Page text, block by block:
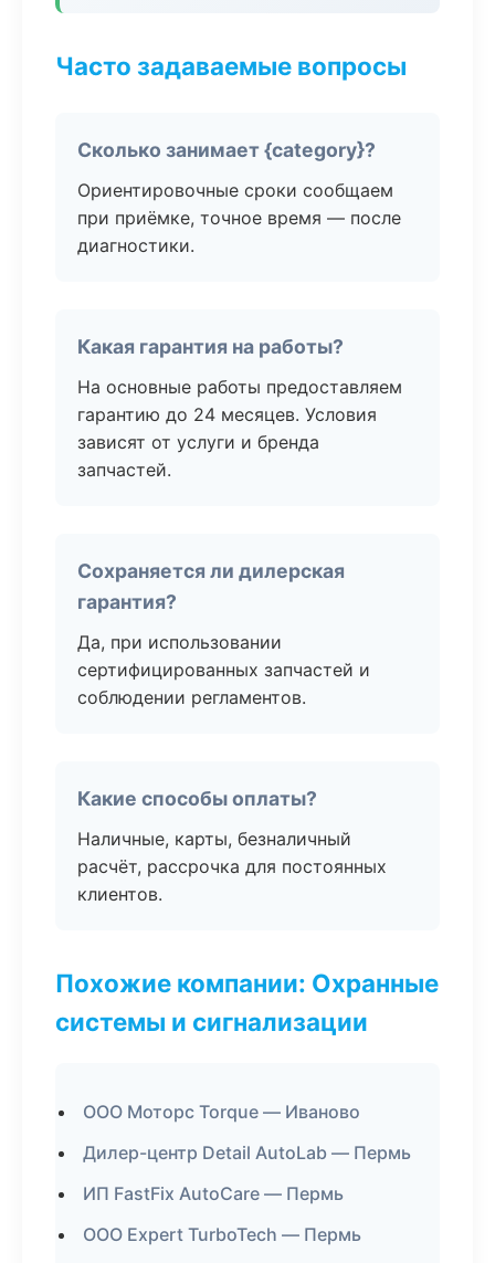
Часто задаваемые вопросы
Сколько занимает {category}?
Ориентировочные сроки сообщаем
при приёмке, точное время — после
диагностики.
Какая гарантия на работы?
На основные работы предоставляем
гарантию до 24 месяцев. Условия
зависят от услуги и бренда
запчастей.
Сохраняется ли дилерская
гарантия?
Да, при использовании
сертифицированных запчастей и
соблюдении регламентов.
Какие способы оплаты?
Наличные, карты, безналичный
расчёт, рассрочка для постоянных
клиентов.
Похожие компании: Охранные
системы и сигнализации
ООО Моторс Torque — Иваново
Дилер-центр Detail AutoLab — Пермь
ИП FastFix AutoCare — Пермь
ООО Expert TurboTech — Пермь